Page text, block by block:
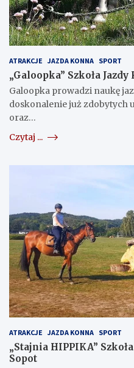
ATRAKCJE JAZDA KONNA SPORT
„Galoopka” Szkoła
Galoopka prowadzi naukę
doskonalenie już zdobytych
oraz…
Czytaj ...
ATRAKCJE JAZDA KONNA SPORT
„Stajnia HIPPIKA”
Sopot